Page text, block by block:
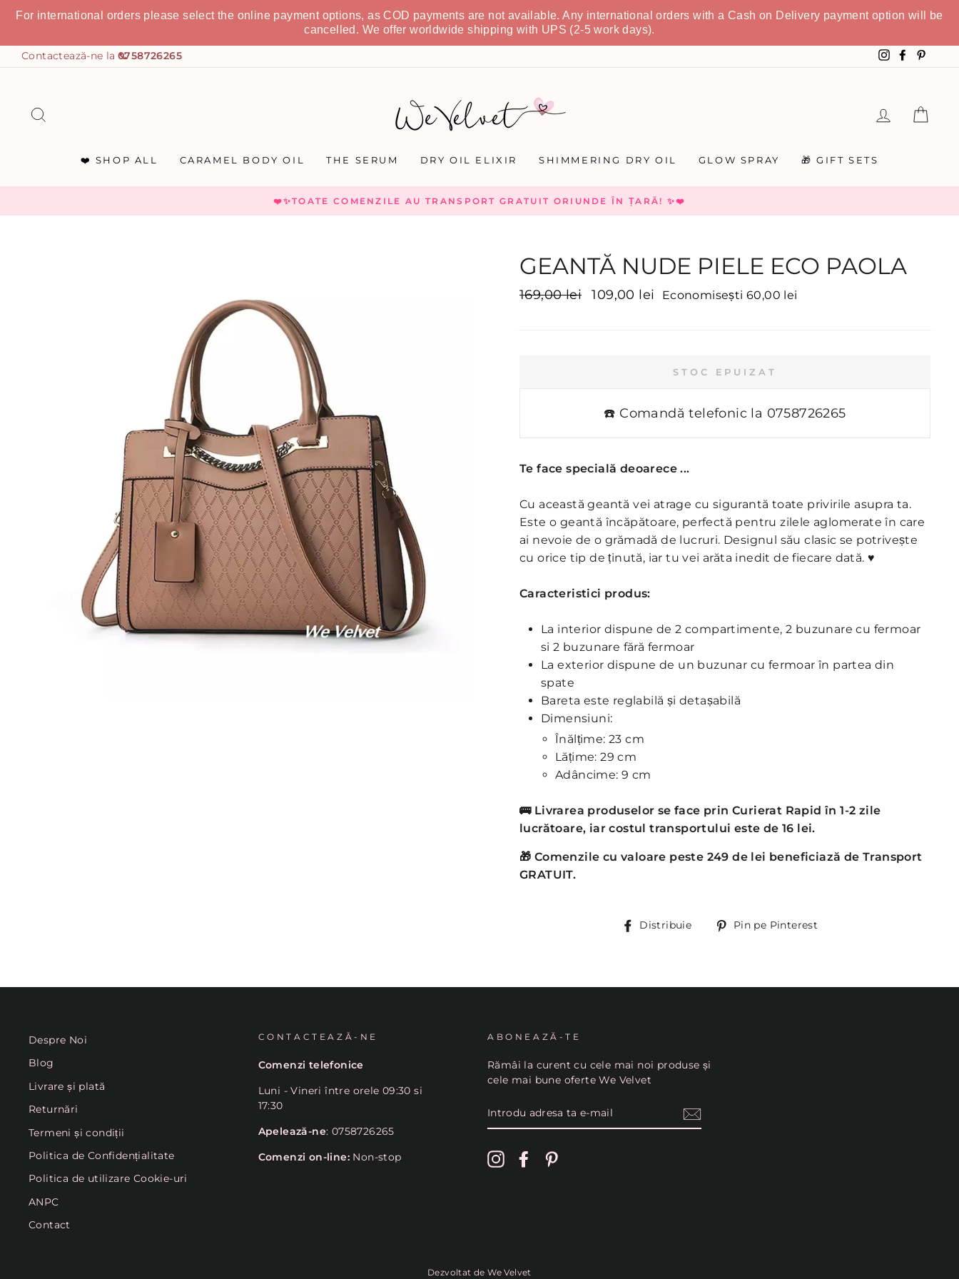
For international orders please select the online payment options, as COD payments are not available. Any international orders with a Cash on Delivery payment option will be
cancelled. We offer worldwide shipping with UPS (2-5 work days).
0758726265 Instagram
Facebook
❤️ SHOP ALL CARAMEL BODY OIL THE SERUM DRY OIL ELIXIR SHIMMERING DRY OIL GLOW SPRAY 🎁 GIFT SETS
❤️✨TOATE COMENZILE AU TRANSPORT GRATUIT ORIUNDE ÎN ȚARĂ! ✨❤️
GEANTĂ NUDE PIELE ECO PAOLA
Preț
169,00 lei
Preț
109,00 lei Economisești 60,00 lei
STOC EPUIZAT
☎️ Comandă telefonic la 0758726265
Te face specială deoarece ...
Cu această geantă vei atrage cu sigurantă toate privirile asupra ta.
Este o geantă încăpătoare, perfectă pentru zilele aglomerate în care
ai nevoie de o grămadă de lucruri. Designul său clasic se potrivește
cu orice tip de ținută, iar tu vei arăta inedit de fiecare dată. ♥
Caracteristici produs:
La interior dispune de 2 compartimente, 2 buzunare cu fermoar
si 2 buzunare fără fermoar
La exterior dispune de un buzunar cu fermoar în partea din
spate
Bareta este reglabilă și detașabilă
Dimensiuni:
Înălțime: 23 cm
Lățime: 29 cm
Adâncime: 9 cm
🚌 Livrarea produselor se face prin Curierat Rapid în 1-2 zile
lucrătoare, iar costul transportului este de 16 lei.
🎁 Comenzile cu valoare peste 249 de lei beneficiază de Transport
GRATUIT.
Distribuie DistribuiePin pe Pinterest
Despre Noi
Blog
Livrare și plată
Returnări
Termeni și condiții
Politica de Confidențialitate
Politica de utilizare Cookie-uri
ANPC
Contact
CONTACTEAZĂ-NE
Comenzi telefonice
Luni - Vineri între orele 09:30 si
17:30
Apelează-ne: 0758726265
Comenzi on-line: Non-stop
ABONEAZĂ-TE
Rămâi la curent cu cele mai noi produse și
cele mai bune oferte We Velvet
ADRESA
TA
MAIL
InstagramFacebook
Dezvoltat de We Velvet